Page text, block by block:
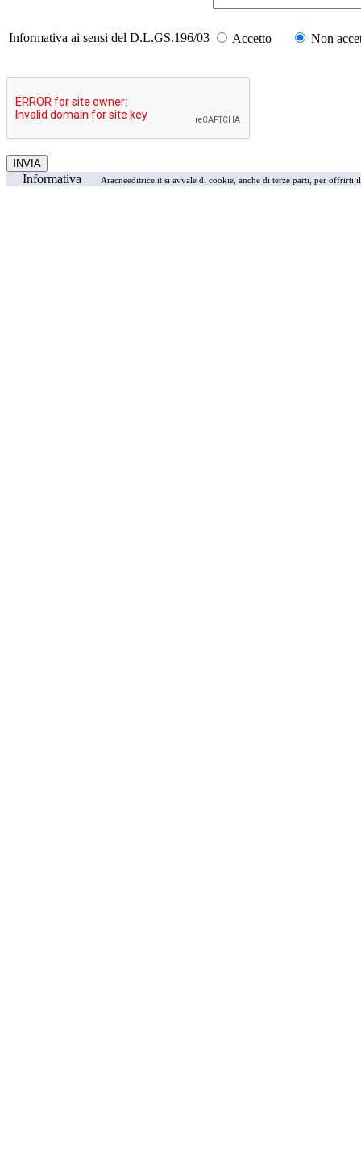
Informativa ai sensi del D.L.GS.196/03 Accetto Non
Informativa Aracneeditrice.it si avvale di cookie, anche di terze parti, per